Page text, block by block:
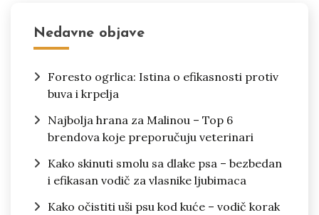
Nedavne objave
Foresto ogrlica: Istina o efikasnosti protiv
buva i krpelja
Najbolja hrana za Malinou – Top 6
brendova koje preporučuju veterinari
Kako skinuti smolu sa dlake psa – bezbedan
i efikasan vodič za vlasnike ljubimaca
Kako očistiti uši psu kod kuće – vodič korak